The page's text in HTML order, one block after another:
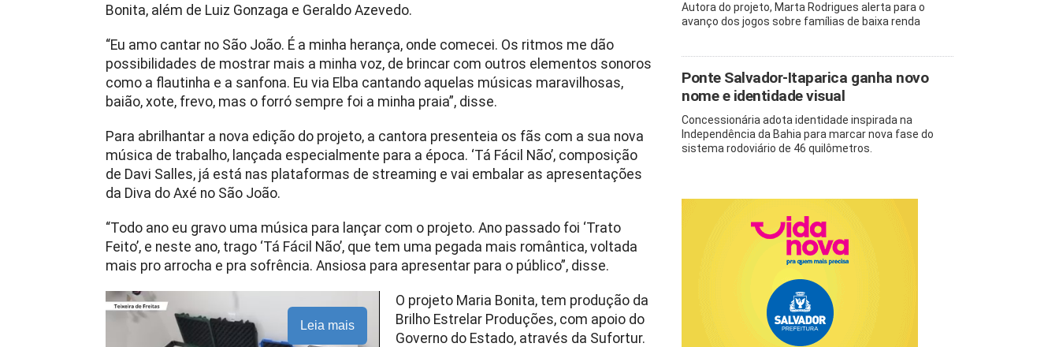
Bonita, além de Luiz Gonzaga e Geraldo Azevedo.
“Eu amo cantar no São João. É a minha herança, onde comecei. Os ritmos me dão
possibilidades de mostrar mais a minha voz, de brincar com outros elementos sonoros
como a flautinha e a sanfona. Eu via Elba cantando aquelas músicas maravilhosas,
baião, xote, frevo, mas o forró sempre foi a minha praia”, disse.
Para abrilhantar a nova edição do projeto, a cantora presenteia os fãs com a sua nova
música de trabalho, lançada especialmente para a época. ‘Tá Fácil Não’, composição
de Davi Salles, já está nas plataformas de streaming e vai embalar as apresentações
da Diva do Axé no São João.
“Todo ano eu gravo uma música para lançar com o projeto. Ano passado foi ‘Trato
Feito’, e neste ano, trago ‘Tá Fácil Não’, que tem uma pegada mais romântica, voltada
mais pro arrocha e pra sofrência. Ansiosa para apresentar para o público”, disse.
Leia mais
O projeto Maria Bonita, tem produção da
Brilho Estrelar Produções, com apoio do
Governo do Estado, através da Sufortur.
Autora do projeto, Marta Rodrigues alerta para o
avanço dos jogos sobre famílias de baixa renda
Ponte Salvador-Itaparica ganha novo
nome e identidade visual
Concessionária adota identidade inspirada na
Independência da Bahia para marcar nova fase do
sistema rodoviário de 46 quilômetros.